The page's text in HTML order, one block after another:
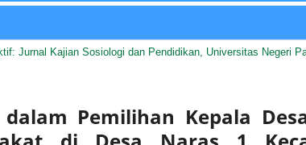
Jurnal Kajian Sosiologi dan Pendidikan, Universitas Negeri
Pemilihan Kepala